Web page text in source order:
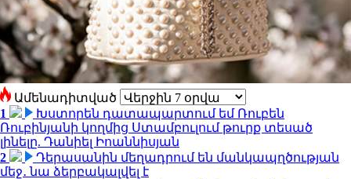
Ամենադիտված
1
Խստորեն դատապարտում եմ Ռուբեն
Ռուբինյանի կողմից Ստամբուլում թուրք տեսած
լինելը. Դանիել Իոաննիսյան
2
Դերասանին մեղադրում են մանկապղծության
մեջ․ նա ձերբակալվել է